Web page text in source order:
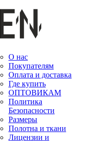
О нас
Покупателям
Оплата и доставка
Где купить
ОПТОВИКАМ
Политика
Безопасности
Размеры
Полотна и ткани
Лицензии и